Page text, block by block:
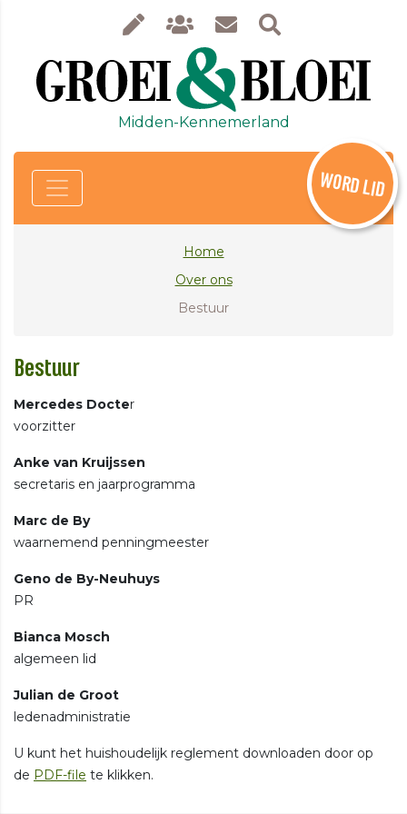
Midden-Kennemerland
WORD LID
Home
Over ons
Bestuur
Bestuur
Mercedes Docter
voorzitter
Anke van Kruijssen
secretaris en jaarprogramma
Marc de By
waarnemend penningmeester
Geno de By-Neuhuys
PR
Bianca Mosch
algemeen lid
Julian de Groot
ledenadministratie
U kunt het huishoudelijk reglement downloaden door op
de PDF-file te klikken.